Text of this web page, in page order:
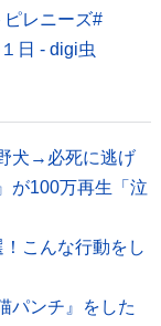
レニーズ#
日 - digi虫
犬→必死に逃げ
が100万再生「泣
こんな行動をし
パンチ』をした